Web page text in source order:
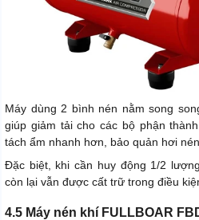
Máy dùng 2 bình nén nằm song
giúp giảm tải cho các bộ phận
tách ẩm nhanh hơn, bảo quản hơi
Đặc biệt, khi cần huy động 1/2
còn lại vẫn được cất trữ trong điều
4.5 Máy nén khí FULLBOAR